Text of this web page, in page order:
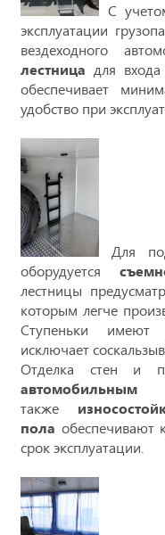
С
эксплуатации
вездеходного
лестница для
обеспечивает
удобство при
Для
оборудуется
лестницы
которым легче
Ступеньки имеют
исключает
Отделка стен и
также
пола обеспечивают
срок эксплуатации.